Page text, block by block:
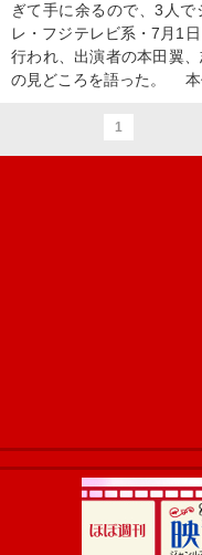
ぎて手に余るので、3人
レ・フジテレビ系・7月1
行われ、出演者の本田翼
の見どころを語った。 本
1